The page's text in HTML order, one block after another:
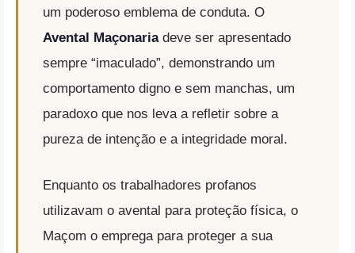
um poderoso emblema de conduta. O
Avental Maçonariadeve ser apresentado
sempre “imaculado”, demonstrando um
comportamento digno e sem manchas, um
paradoxo que nos leva a refletir sobre a
pureza de intenção e a integridade moral .
Enquanto os trabalhadores profanos
utilizavam o avental para proteção física, o
Maçom o emprega para proteger a sua